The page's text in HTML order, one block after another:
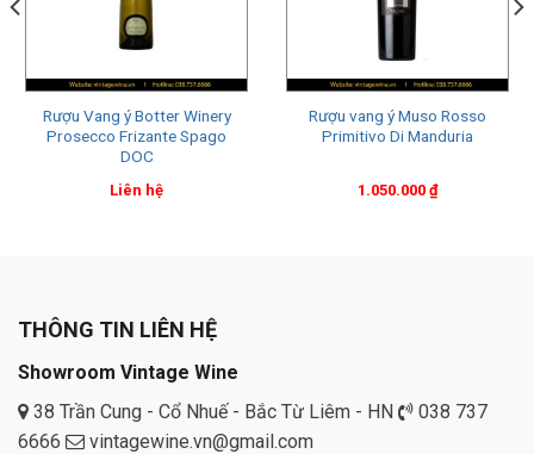
Rượu Vang ý Botter Winery
Prosecco Frizante Spago
DOC
Liên hệ
Rượu vang ý Muso Rosso
Primitivo Di Manduria
1.050.000 ₫
THÔNG TIN LIÊN HỆ
Showroom Vintage Wine
38 Trần Cung - Cổ Nhuế - Bắc Từ Liêm - HN
038 737
6666
vintagewine.vn@gmail.com